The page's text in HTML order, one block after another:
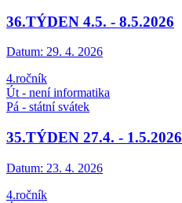
36.TÝDEN 4.5. - 8.5.2026
Datum: 29. 4. 2026
4.ročník
Út - není informatika
Pá - státní svátek
35.TÝDEN 27.4. - 1.5.2026
Datum: 23. 4. 2026
4.ročník